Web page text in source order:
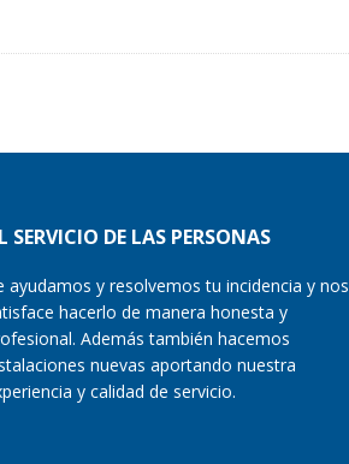
SERVICIO DE LAS PERSONAS
ayudamos y resolvemos tu incidencia y nos
hacerlo de manera honesta y
Además también hacemos
nuevas aportando nuestra
y calidad de servicio.